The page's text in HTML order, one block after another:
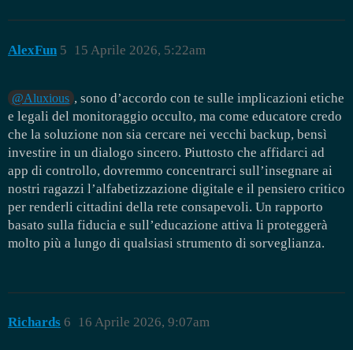
AlexFun 15 Aprile 2026, 5:22am
5
@Aluxious , sono d’accordo con te sulle implicazioni etiche
e legali del monitoraggio occulto, ma come educatore credo
che la soluzione non sia cercare nei vecchi backup, bensì
investire in un dialogo sincero. Piuttosto che affidarci ad
app di controllo, dovremmo concentrarci sull’insegnare ai
nostri ragazzi l’alfabetizzazione digitale e il pensiero critico
per renderli cittadini della rete consapevoli. Un rapporto
basato sulla fiducia e sull’educazione attiva li proteggerà
molto più a lungo di qualsiasi strumento di sorveglianza.
Richards 16 Aprile 2026, 9:07am
6